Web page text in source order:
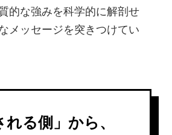
的な強みを科学的に解剖せ
メッセージを突きつけてい
れる側」から、